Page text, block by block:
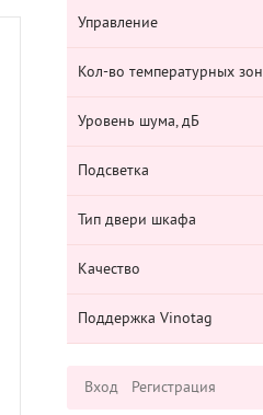
Управление
Кол-во температурных зон
Уровень шума, дБ
Подсветка
Тип двери шкафа
Качество
Поддержка Vinotag
Вход Регистрация